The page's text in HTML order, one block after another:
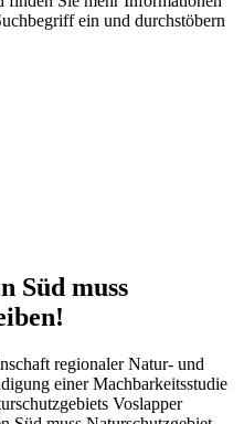
ein und durchstöbern
Süd muss
regionaler Natur- und
einer Machbarkeitsstudie
Voslapper